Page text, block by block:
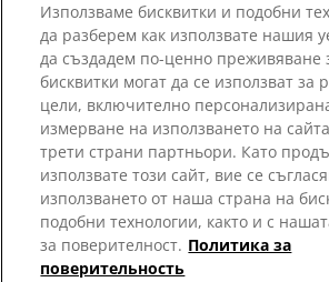
Открийте коя храна
подходяща за
любимец
Правилното хранене е от
Използваме бисквитки и подобни
да разберем как използвате нашия
да създадем по-ценно преживяване
бисквитки могат да се използват за
цели, включително
измерване на използването на
трети страни партньори. Като
използвате този сайт, вие се
използването от наша страна на
подобни технологии, както и с
за поверителност. Политика за
поверительность